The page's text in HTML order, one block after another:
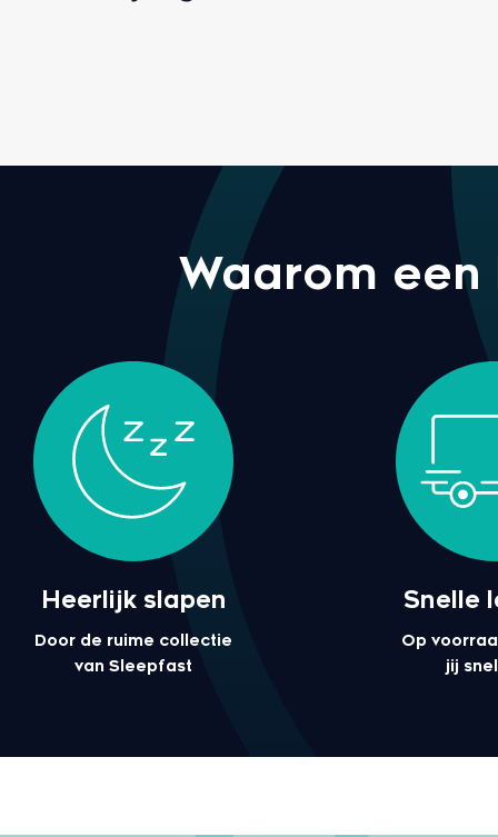
Waarom
Heerlijk slapen
Door de ruime collectie
van Sleepfast
Snelle
Op
jij